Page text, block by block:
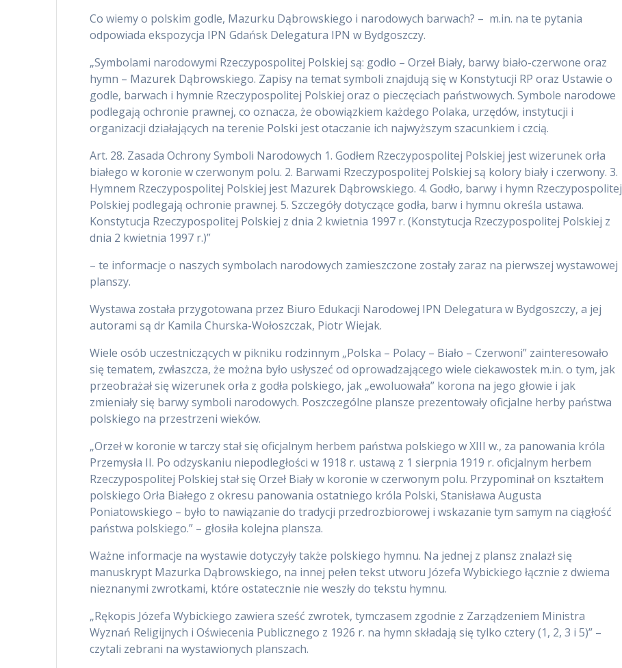
Co wiemy o polskim godle, Mazurku Dąbrowskiego i narodowych barwach? – m.in. na te pytania
odpowiada ekspozycja IPN Gdańsk Delegatura IPN w Bydgoszczy.
„Symbolami narodowymi Rzeczypospolitej Polskiej są: godło – Orzeł Biały, barwy biało-czerwone oraz
hymn – Mazurek Dąbrowskiego. Zapisy na temat symboli znajdują się w Konstytucji RP oraz Ustawie o
godle, barwach i hymnie Rzeczypospolitej Polskiej oraz o pieczęciach państwowych. Symbole narodowe
podlegają ochronie prawnej, co oznacza, że obowiązkiem każdego Polaka, urzędów, instytucji i
organizacji działających na terenie Polski jest otaczanie ich najwyższym szacunkiem i czcią.
Art. 28. Zasada Ochrony Symboli Narodowych 1. Godłem Rzeczypospolitej Polskiej jest wizerunek orła
białego w koronie w czerwonym polu. 2. Barwami Rzeczypospolitej Polskiej są kolory biały i czerwony. 3.
Hymnem Rzeczypospolitej Polskiej jest Mazurek Dąbrowskiego. 4. Godło, barwy i hymn Rzeczypospolitej
Polskiej podlegają ochronie prawnej. 5. Szczegóły dotyczące godła, barw i hymnu określa ustawa.
Konstytucja Rzeczypospolitej Polskiej z dnia 2 kwietnia 1997 r. (Konstytucja Rzeczypospolitej Polskiej z
dnia 2 kwietnia 1997 r.)”
– te informacje o naszych symbolach narodowych zamieszczone zostały zaraz na pierwszej wystawowej
planszy.
Wystawa została przygotowana przez Biuro Edukacji Narodowej IPN Delegatura w Bydgoszczy, a jej
autorami są dr Kamila Churska-Wołoszczak, Piotr Wiejak.
Wiele osób uczestniczących w pikniku rodzinnym „Polska – Polacy – Biało – Czerwoni” zainteresowało
się tematem, zwłaszcza, że można było usłyszeć od oprowadzającego wiele ciekawostek m.in. o tym, jak
przeobrażał się wizerunek orła z godła polskiego, jak „ewoluowała” korona na jego głowie i jak
zmieniały się barwy symboli narodowych. Poszczególne plansze prezentowały oficjalne herby państwa
polskiego na przestrzeni wieków.
„Orzeł w koronie w tarczy stał się oficjalnym herbem państwa polskiego w XIII w., za panowania króla
Przemysła II. Po odzyskaniu niepodległości w 1918 r. ustawą z 1 sierpnia 1919 r. oficjalnym herbem
Rzeczypospolitej Polskiej stał się Orzeł Biały w koronie w czerwonym polu. Przypominał on kształtem
polskiego Orła Białego z okresu panowania ostatniego króla Polski, Stanisława Augusta
Poniatowskiego – było to nawiązanie do tradycji przedrozbiorowej i wskazanie tym samym na ciągłość
państwa polskiego.” – głosiła kolejna plansza.
Ważne informacje na wystawie dotyczyły także polskiego hymnu. Na jednej z plansz znalazł się
manuskrypt Mazurka Dąbrowskiego, na innej pełen tekst utworu Józefa Wybickiego łącznie z dwiema
nieznanymi zwrotkami, które ostatecznie nie weszły do tekstu hymnu.
„Rękopis Józefa Wybickiego zawiera sześć zwrotek, tymczasem zgodnie z Zarządzeniem Ministra
Wyznań Religijnych i Oświecenia Publicznego z 1926 r. na hymn składają się tylko cztery (1, 2, 3 i 5)” –
czytali zebrani na wystawionych planszach.